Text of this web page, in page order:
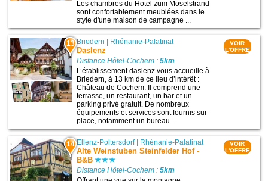
Les chambres du Hotel zum Moselstrand
sont confortablement meublées dans le
style d'une maison de campagne ...
13 Briedern Rhénanie-Palatinat
Daslenz
Distance Hôtel-Cochem :5km
L’établissement daslenz vous accueille à
Briedern, à 13 km de ce lieu d’intérêt :
Château de Cochem. Il comprend une
terrasse, un restaurant, un bar et un
parking privé gratuit. De nombreux
équipements et services sont fournis sur
place, notamment un bureau ...
VOIR
L'OFFRE
14 Ellenz-Poltersdorf| Rhénanie-Palatinat
Alte Weinstuben Steinfelder Hof -
B&B
Distance Hôtel-Cochem :5km
VOIR
L'OFFRE